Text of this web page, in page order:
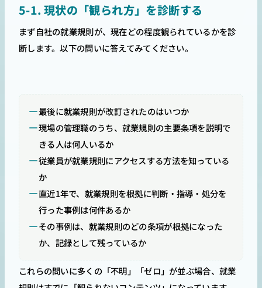
5-1. 現状の「観られ方」を診断する
まず自社の就業規則が、現在どの程度観られているかを診
断します。以下の問いに答えてみてください。
最後に就業規則が改訂されたのはいつか
現場の管理職のうち、就業規則の主要条項を説明で
きる人は何人いるか
従業員が就業規則にアクセスする方法を知っている
か
直近1年で、就業規則を根拠に判断・指導・処分を
行った事例は何件あるか
その事例は、就業規則のどの条項が根拠になった
か、記録として残っているか
これらの問いに多くの「不明」「ゼロ」が並ぶ場合、就業